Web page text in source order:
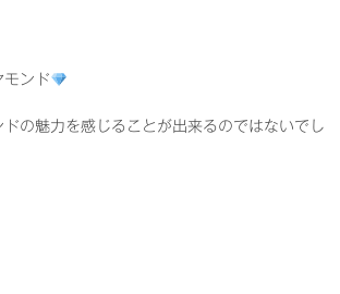
モンド
ドの魅力を感じることが出来るのではないでし